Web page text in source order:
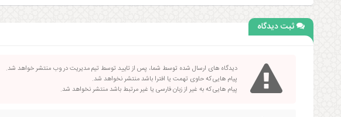
ثبت دیدگاه
دیدگاه های ارسال شده توسط شما، پس از تایید توسط تیم مدیریت در وب منتشر خواهد شد.
پیام هایی که حاوی تهمت یا افترا باشد منتشر نخواهد شد.
پیام هایی که به غیر از زبان فارسی یا غیر مرتبط باشد منتشر نخواهد شد.